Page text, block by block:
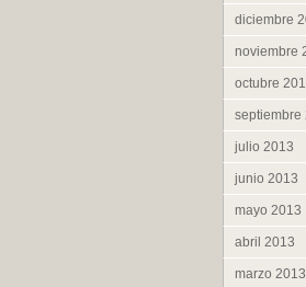
diciembre
noviembre
octubre
septiembre
julio 2013
junio 2013
mayo 2013
abril 2013
marzo 2013